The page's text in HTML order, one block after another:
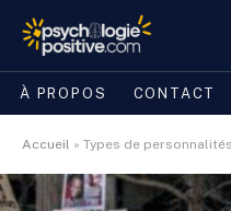
À PROPOS CONTACT
Accueil » Types de personnalités en